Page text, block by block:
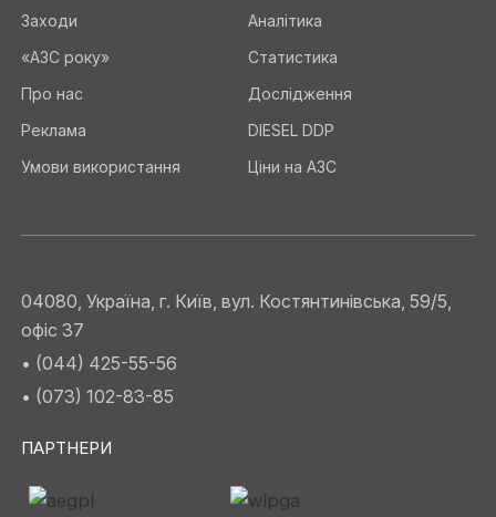
Заходи
«АЗС року»
Про нас
Реклама
Умови використання
Аналітика
Статистика
Дослідження
DIESEL DDP
Ціни на АЗС
04080, Україна, г. Київ, вул. Костянтинівська, 59/5,
офіс 37
• (044) 425-55-56
• (073) 102-83-85
ПАРТНЕРИ